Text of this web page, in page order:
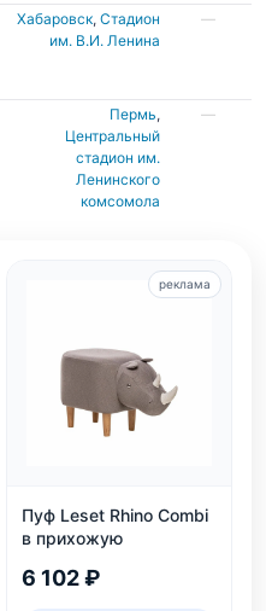
Хабаровск,Стадион
им. В.И. Ленина
—
Пермь,
Центральный
стадион им.
Ленинского
комсомола
—
Пуф Leset Rhino Combi
в прихожую
6 102 ₽
реклама